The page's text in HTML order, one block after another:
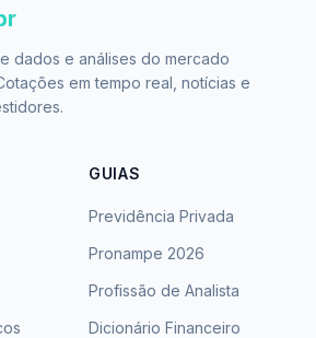
dados e análises do mercado
em tempo real, notícias e
GUIAS
Previdência Privada
Pronampe 2026
Profissão de Analista
Dicionário Financeiro